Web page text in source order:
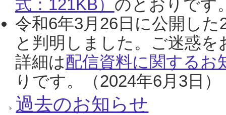
式：121KB） のとおりです
令和6年3月26日に公開し
と判明しました。ご迷惑
詳細は配信資料に関するお
りです。（2024年6月3日）
過去のお知らせ